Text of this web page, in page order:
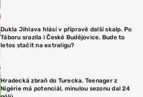
Dukla Jihlava hlásí v přípravě další skalp. Po
Táboru srazila i České Budějovice. Bude to
letos stačit na extraligu?
Hradecká zbraň do Turecka. Teenager z
Nigérie má potenciál, minulou sezonu dal 24